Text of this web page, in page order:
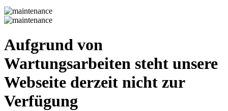
Aufgrund von
Wartungsarbeiten steht unsere
Webseite derzeit nicht zur
Verfügung